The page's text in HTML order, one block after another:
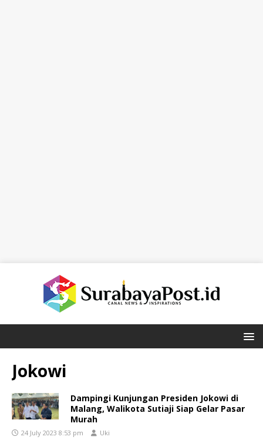
Jokowi
Dampingi Kunjungan Presiden Jokowi di
Malang, Walikota Sutiaji Siap Gelar Pasar
Murah
24 July 2023 8:53 pm Uki